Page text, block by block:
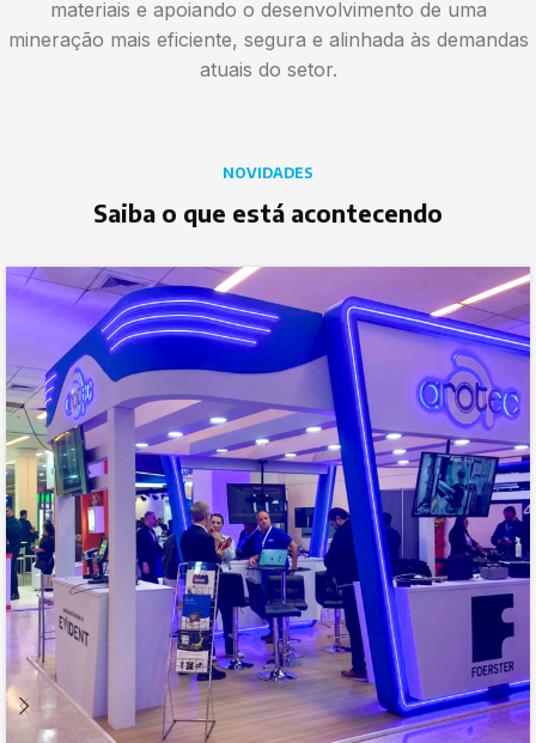
materiais e apoiando o desenvolvimento de uma
mineração mais eficiente, segura e alinhada às demandas
atuais do setor.
NOVIDADES
Saiba o que está acontecendo